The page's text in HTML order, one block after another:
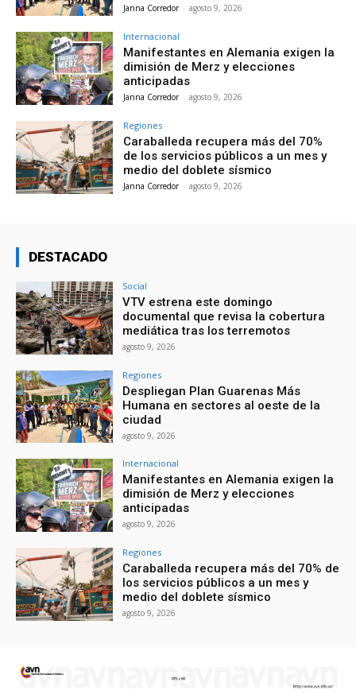
Janna Corredor - agosto 9, 2026
Internacional
Manifestantes en Alemania exigen la
dimisión de Merz y elecciones
anticipadas
Janna Corredor - agosto 9, 2026
Regiones
Caraballeda recupera más del 70%
de los servicios públicos a un mes y
medio del doblete sísmico
Janna Corredor - agosto 9, 2026
DESTACADO
Social
VTV estrena este domingo
documental que revisa la cobertura
mediática tras los terremotos
agosto 9, 2026
Regiones
Despliegan Plan Guarenas Más
Humana en sectores al oeste de la
ciudad
agosto 9, 2026
Internacional
Manifestantes en Alemania exigen la
dimisión de Merz y elecciones
anticipadas
agosto 9, 2026
Regiones
Caraballeda recupera más del 70% de
los servicios públicos a un mes y
medio del doblete sísmico
agosto 9, 2026